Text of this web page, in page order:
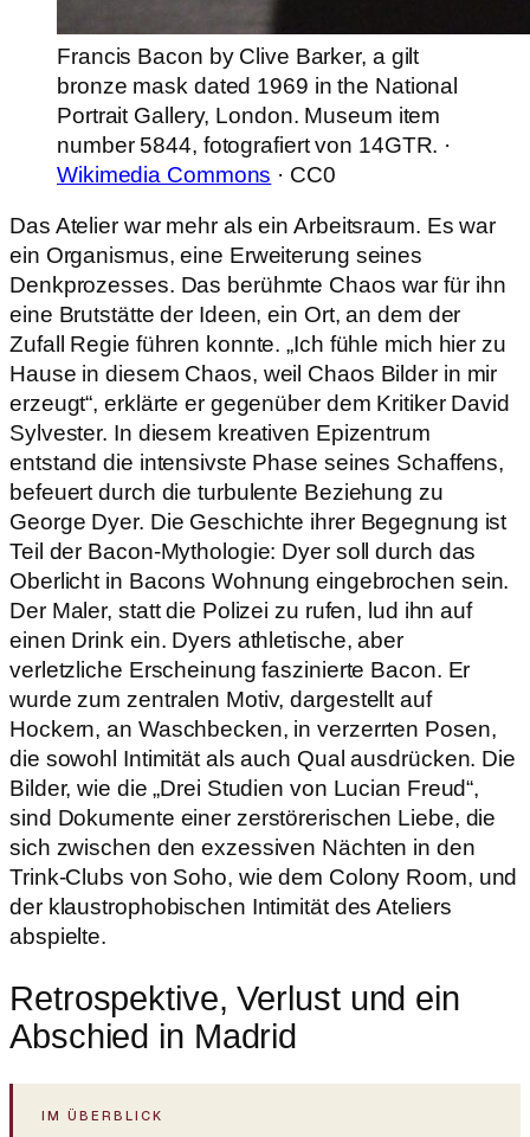
Francis Bacon by Clive Barker, a gilt
bronze mask dated 1969 in the National
Portrait Gallery, London. Museum item
number 5844, fotografiert von 14GTR. ·
Wikimedia Commons · CC0
Das Atelier war mehr als ein Arbeitsraum. Es war
ein Organismus, eine Erweiterung seines
Denkprozesses. Das berühmte Chaos war für ihn
eine Brutstätte der Ideen, ein Ort, an dem der
Zufall Regie führen konnte. „Ich fühle mich hier zu
Hause in diesem Chaos, weil Chaos Bilder in mir
erzeugt“, erklärte er gegenüber dem Kritiker David
Sylvester. In diesem kreativen Epizentrum
entstand die intensivste Phase seines Schaffens,
befeuert durch die turbulente Beziehung zu
George Dyer. Die Geschichte ihrer Begegnung ist
Teil der Bacon-Mythologie: Dyer soll durch das
Oberlicht in Bacons Wohnung eingebrochen sein.
Der Maler, statt die Polizei zu rufen, lud ihn auf
einen Drink ein. Dyers athletische, aber
verletzliche Erscheinung faszinierte Bacon. Er
wurde zum zentralen Motiv, dargestellt auf
Hockern, an Waschbecken, in verzerrten Posen,
die sowohl Intimität als auch Qual ausdrücken. Die
Bilder, wie die „Drei Studien von Lucian Freud“,
sind Dokumente einer zerstörerischen Liebe, die
sich zwischen den exzessiven Nächten in den
Trink-Clubs von Soho, wie dem Colony Room, und
der klaustrophobischen Intimität des Ateliers
abspielte.
Retrospektive, Verlust und ein
Abschied in Madrid